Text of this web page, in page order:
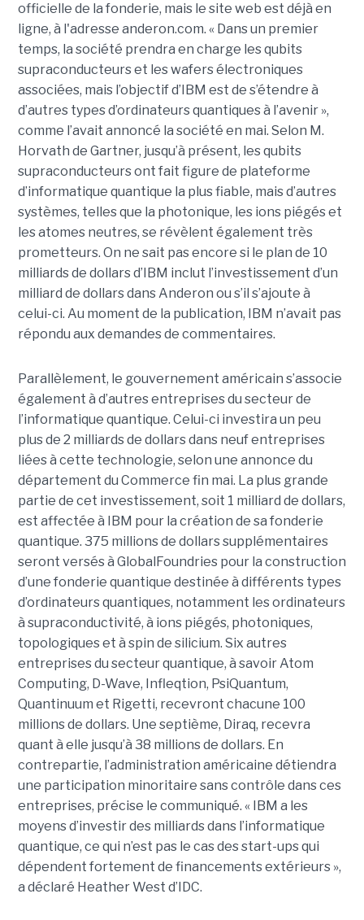
officielle de la fonderie, mais le site web est déjà en
ligne, à l'adresse anderon.com. « Dans un premier
temps, la société prendra en charge les qubits
supraconducteurs et les wafers électroniques
associées, mais l’objectif d’IBM est de s’étendre à
d’autres types d’ordinateurs quantiques à l’avenir »,
comme l’avait annoncé la société en mai. Selon M.
Horvath de Gartner, jusqu’à présent, les qubits
supraconducteurs ont fait figure de plateforme
d’informatique quantique la plus fiable, mais d’autres
systèmes, telles que la photonique, les ions piégés et
les atomes neutres, se révèlent également très
prometteurs. On ne sait pas encore si le plan de 10
milliards de dollars d’IBM inclut l’investissement d’un
milliard de dollars dans Anderon ou s’il s’ajoute à
celui-ci. Au moment de la publication, IBM n’avait pas
répondu aux demandes de commentaires.
Parallèlement, le gouvernement américain s’associe
également à d’autres entreprises du secteur de
l’informatique quantique. Celui-ci investira un peu
plus de 2 milliards de dollars dans neuf entreprises
liées à cette technologie, selon une annonce du
département du Commerce fin mai. La plus grande
partie de cet investissement, soit 1 milliard de dollars,
est affectée à IBM pour la création de sa fonderie
quantique. 375 millions de dollars supplémentaires
seront versés à GlobalFoundries pour la construction
d’une fonderie quantique destinée à différents types
d’ordinateurs quantiques, notamment les ordinateurs
à supraconductivité, à ions piégés, photoniques,
topologiques et à spin de silicium. Six autres
entreprises du secteur quantique, à savoir Atom
Computing, D-Wave, Infleqtion, PsiQuantum,
Quantinuum et Rigetti, recevront chacune 100
millions de dollars. Une septième, Diraq, recevra
quant à elle jusqu’à 38 millions de dollars. En
contrepartie, l’administration américaine détiendra
une participation minoritaire sans contrôle dans ces
entreprises, précise le communiqué. « IBM a les
moyens d’investir des milliards dans l’informatique
quantique, ce qui n’est pas le cas des start-ups qui
dépendent fortement de financements extérieurs »,
a déclaré Heather West d’IDC.